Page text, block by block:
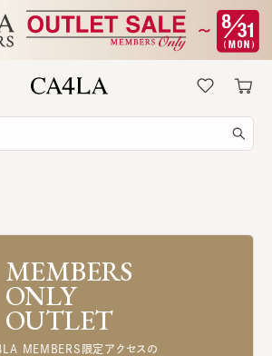
MEMBERS
ONLY
OUTLET
MEMBERS限定アクセスの